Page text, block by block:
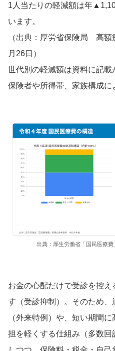
1人当たりの軽減額は年
います。
（出典：厚労省保険局 高
月26日）
世代別の軽減額は資料に記
保険者や所得帯、家族構成に
出典：厚生労働省「国民医療
お金の心配だけで受診を控
す（受診抑制）。そのため
（外来特例）や、短い期間
担を軽くする仕組み（多数